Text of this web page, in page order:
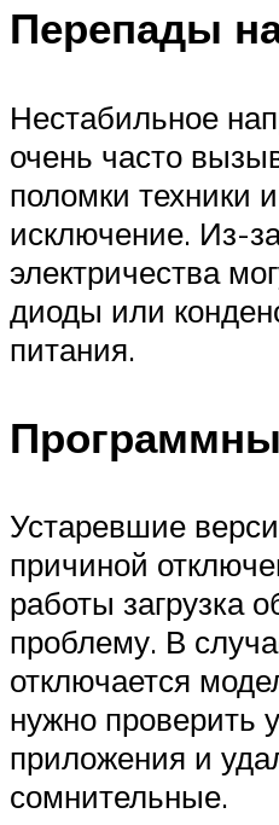
Перепады
Нестабильное
очень часто
поломки техники
исключение. Из-
электричества
диоды или
питания.
Устаревшие
причиной
работы загрузка
проблему. В
отключается
нужно проверить
приложения и
сомнительные.